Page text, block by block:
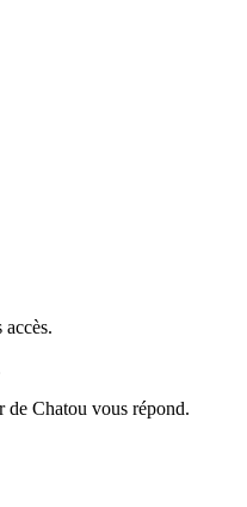
Chatou vous répond.